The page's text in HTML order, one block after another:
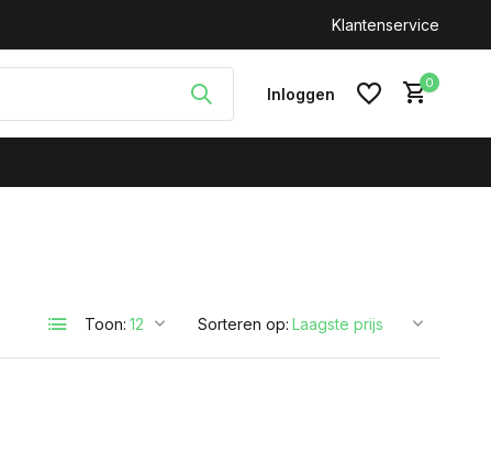
Klantenservice
Inloggen
0
Toon: Sorteren op: